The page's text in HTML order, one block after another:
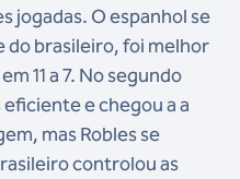
jogadas. O espanhol se
do brasileiro, foi melhor
11 a 7. No segundo
e chegou a a
mas Robles se
controlou as